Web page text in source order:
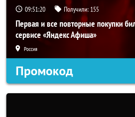
09:51:19 Получили: 155
Первая и все повторные покупки
сервисе «Яндекс Афиша»
Россия
Промокод